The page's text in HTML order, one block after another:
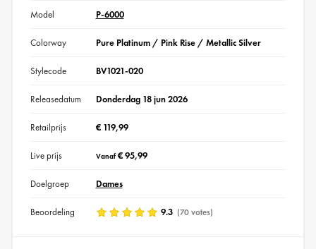
Model P-6000
Colorway Pure Platinum / Pink Rise / Metallic Silver
Stylecode BV1021-020
Releasedatum Donderdag 18 jun 2026
Retailprijs € 119,99
Live prijs Vanaf€ 95,99
Doelgroep Dames
Beoordeling 9.3 (70 votes)